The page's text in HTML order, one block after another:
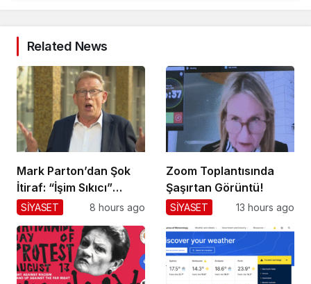
Related News
Mark Parton’dan Şok
İtiraf: “İşim Sıkıcı”
Mesajı!
SİYASET 8 hours ago
Zoom Toplantısında
Şaşırtan Görüntü!
SİYASET 13 hours ago